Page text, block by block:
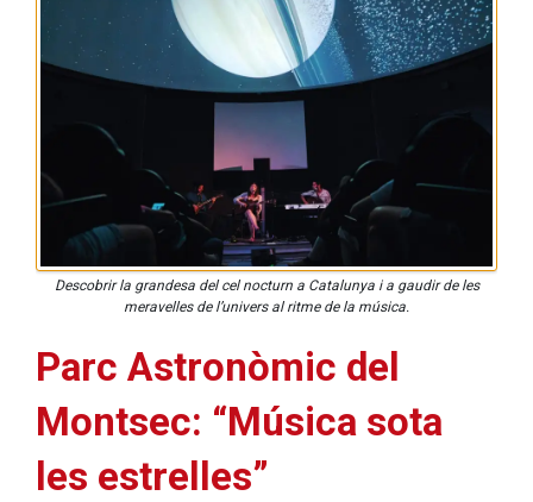
Descobrir la grandesa del cel nocturn a Catalunya i a gaudir de les
meravelles de l’univers al ritme de la música.
Parc Astronòmic del
Montsec: “Música sota
les estrelles”